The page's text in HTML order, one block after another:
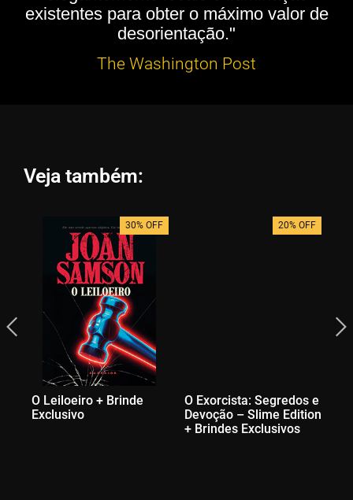
existentes para obter o máximo valor de
desorientação."
The Washington Post
Veja também:
30% OFF
O Leiloeiro + Brinde
Exclusivo
20% OFF
O Exorcista: Segredos e
Devoção – Slime Edition
+ Brindes Exclusivos